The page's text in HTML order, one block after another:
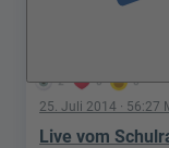
2 0 0
25. Juli 2014 · 56:27
Live vom